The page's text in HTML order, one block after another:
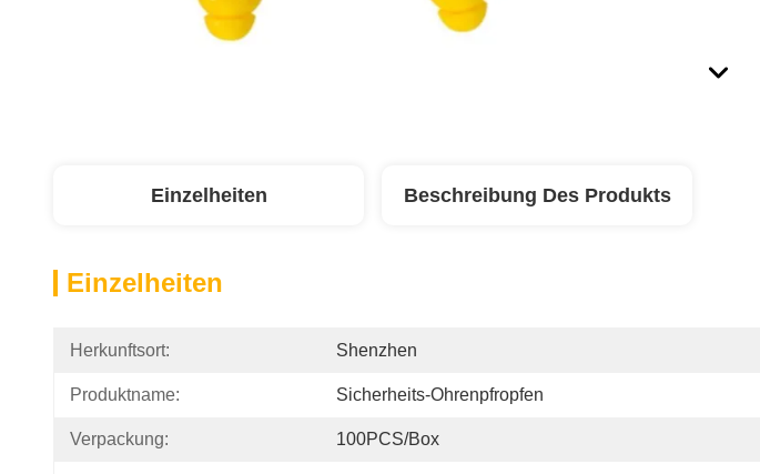
Einzelheiten Beschreibung Des Produkts
Einzelheiten
Herkunftsort: Shenzhen
Produktname: Sicherheits-Ohrenpfropfen
Verpackung: 100PCS/Box